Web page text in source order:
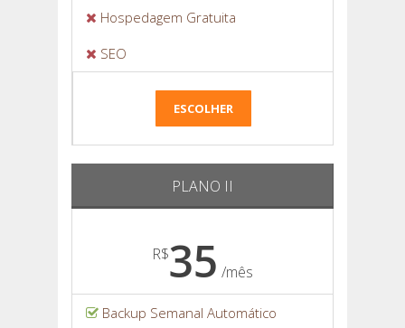
Hospedagem Gratuita
SEO
ESCOLHER
PLANO II
R$35 /mês
Backup Semanal Automático